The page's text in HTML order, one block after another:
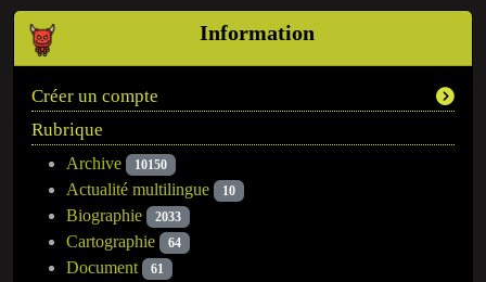
Information
Créer un compte
Rubrique
Archive 10150
Actualité multilingue 10
Biographie 2033
Cartographie 64
Document 61